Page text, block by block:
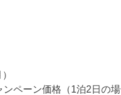
ペーン価格（1泊2日の